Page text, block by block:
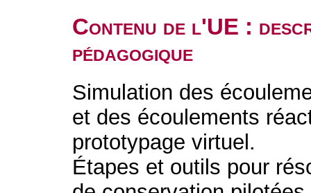
Contenu de l'UE :
pédagogique
Simulation des
et des écoulements
prototypage virtuel.
Étapes et outils pour